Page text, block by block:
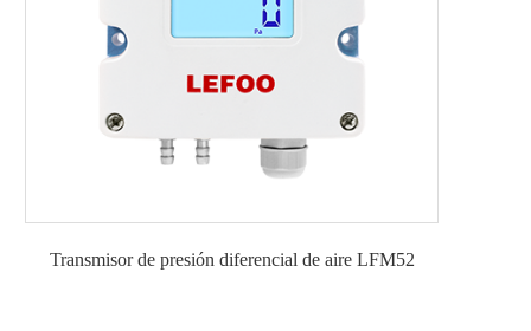
Transmisor de presión diferencial de aire LFM52